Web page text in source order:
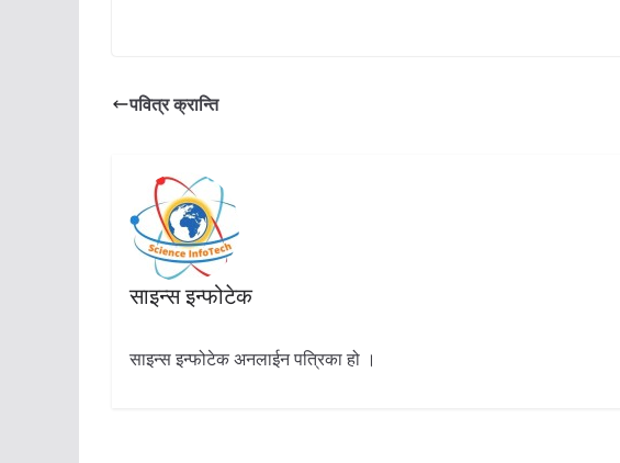
पवित्र क्रान्ति
साइन्स इन्फोटेक
साइन्स इन्फोटेक अनलाईन पत्रिका हो ।